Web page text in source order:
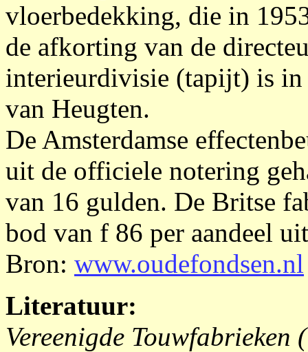
vloerbedekking, die in
de afkorting van de
interieurdivisie (tapijt) is in
van Heugten.
De Amsterdamse
uit de officiele notering
van 16 gulden. De Britse
bod van f 86 per aandeel
Bron: www.oudefondsen.nl
Literatuur:
Vereenigde Touwfabrieken